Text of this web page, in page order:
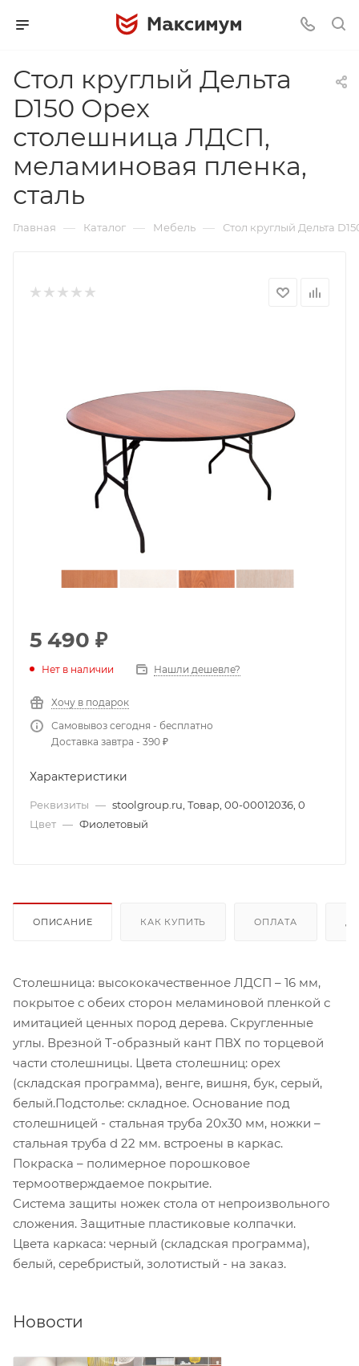
Стол круглый Дельта
D150 Орех
столешница ЛДСП,
меламиновая пленка,
сталь
Главная — Каталог — Мебель — Стол круглый Дельта
5 490 ₽
Нет в наличии Нашли дешевле?
Хочу в подарок
Самовывоз сегодня - бесплатно
Доставка завтра - 390 ₽
Характеристики
Реквизиты — stoolgroup.ru, Товар, 00-00012036, 0
Цвет — Фиолетовый
ОПИСАНИЕ КАК КУПИТЬ ОПЛАТА
Столешница: высококачественное ЛДСП – 16 мм,
покрытое с обеих сторон меламиновой пленкой с
имитацией ценных пород дерева. Скругленные
углы. Врезной Т-образный кант ПВХ по торцевой
части столешницы. Цвета столешниц: орех
(складская программа), венге, вишня, бук, серый,
белый.Подстолье: складное. Основание под
столешницей - стальная труба 20х30 мм, ножки –
стальная труба d 22 мм. встроены в каркас.
Покраска – полимерное порошковое
термоотверждаемое покрытие.
Система защиты ножек стола от непроизвольного
сложения. Защитные пластиковые колпачки.
Цвета каркаса: черный (складская программа),
белый, серебристый, золотистый - на заказ.
Новости